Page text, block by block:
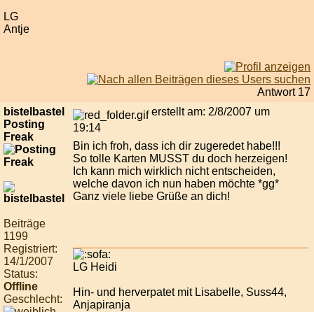
LG
Antje
Antwort 17
bistelbastel
Posting
Freak
Beiträge
1199
Registriert:
14/1/2007
Status:
Offline
Geschlecht:
erstellt am: 2/8/2007 um
19:14
Bin ich froh, dass ich dir zugeredet habe!!!
So tolle Karten MUSST du doch herzeigen!
Ich kann mich wirklich nicht entscheiden,
welche davon ich nun haben möchte *gg*
Ganz viele liebe Grüße an dich!
LG Heidi
Hin- und herverpatet mit Lisabelle, Suss44,
Anjapiranja